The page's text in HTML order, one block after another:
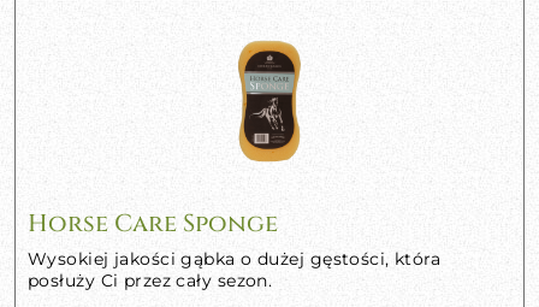
Horse Care Sponge
Wysokiej jakości gąbka o dużej gęstości, która
posłuży Ci przez cały sezon.